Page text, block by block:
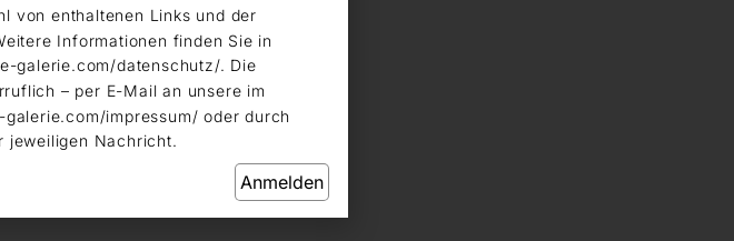
von enthaltenen Links und der
Informationen finden Sie in
galerie.com/datenschutz/. Die
– per E-Mail an unsere im
impressum/ oder durch
jeweiligen Nachricht.
Anmelden